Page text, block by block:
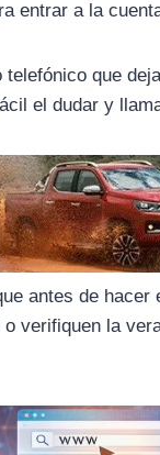
entrar a la
que
el dudar y
antes de
verifiquen la